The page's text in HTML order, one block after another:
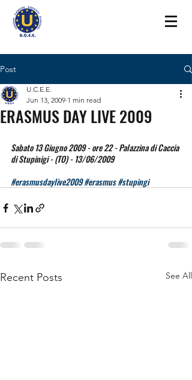
Post
ERASMUS DAY LIVE 2009
U.C.E.E.
Jun 13, 2009 1 min read
Sabato 13 Giugno 2009 - ore 22 - Palazzina di Caccia
di Stupinigi - (TO) - 13/06/2009
#erasmusdaylive2009#erasmus#stupingi
Recent Posts See All